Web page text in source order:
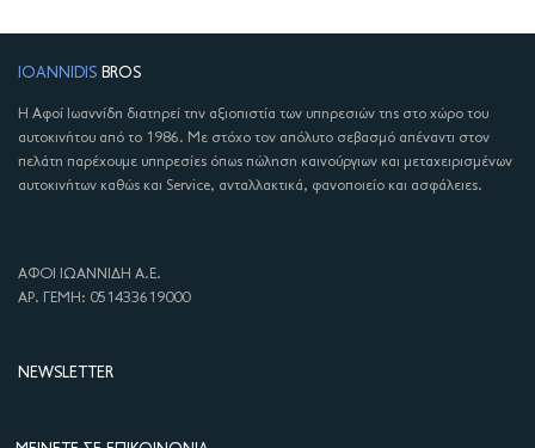
IOANNIDIS BROS
Η Αφοί Ιωαννίδη διατηρεί την αξιοπιστία των υπηρεσιών της στο χώρο του
αυτοκινήτου από το 1986. Με στόχο τον απόλυτο σεβασμό απέναντι στον
πελάτη παρέχουμε υπηρεσίες όπως πώληση καινούργιων και μεταχειρισμένων
αυτοκινήτων καθώς και Service, ανταλλακτικά, φανοποιείο και ασφάλειες.
ΑΦΟΙ ΙΩΑΝΝΙΔΗ Α.Ε.
ΑΡ. ΓΕΜΗ: 051433619000
NEWSLETTER